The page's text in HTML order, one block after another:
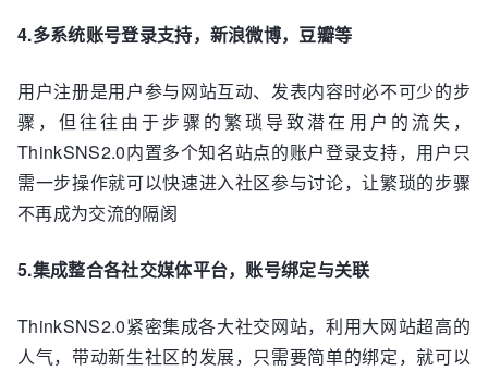
4.多系统账号登录支持，新浪微博，豆瓣等
用户注册是用户参与网站互动、发表内容时必不可少的步
骤，但往往由于步骤的繁琐导致潜在用户的流失，
ThinkSNS2.0内置多个知名站点的账户登录支持，用户只
需一步操作就可以快速进入社区参与讨论，让繁琐的步骤
不再成为交流的隔阂
5.集成整合各社交媒体平台，账号绑定与关联
ThinkSNS2.0紧密集成各大社交网站，利用大网站超高的
人气，带动新生社区的发展，只需要简单的绑定，就可以